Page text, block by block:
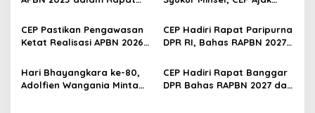
o
s
Semangat 1 Tesalonika
CEP Pastikan Pengawasan
Ketat Realisasi APBN 2026
CEP Hadiri Rapat Paripurna
DPR RI, Bahas RAPBN 2027
Pengawasan OJK
‎Hari Bhayangkara ke-80,
Adolfien Wangania Minta
CEP Hadiri Rapat Banggar
DPR Bahas RAPBN 2027 dan